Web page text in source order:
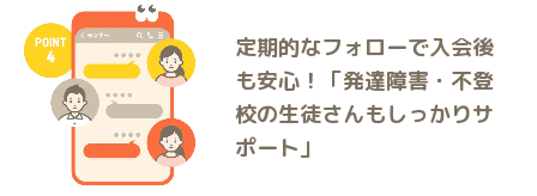
定期的なフォローで入会後
も安心！「発達障害・不登
校の生徒さんもしっかりサ
ポート」